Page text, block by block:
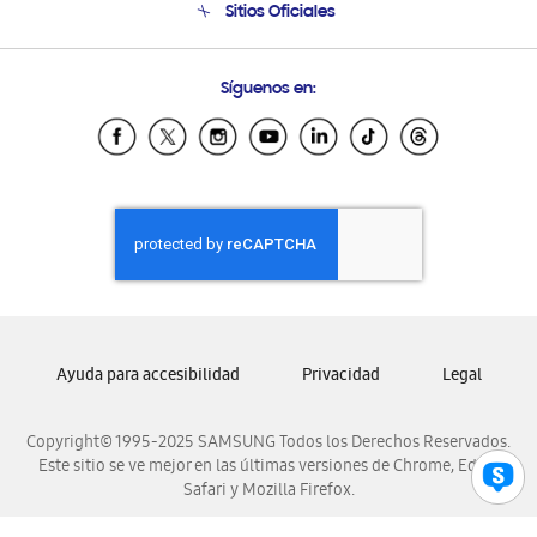
Condiciones de Compra
Soporte vía eMail
Sitios Oficiales
Samsung Ecuador
Samsung El Salvador
Samsung Honduras
Samsung Nicaragua
Samsung Panamá
Samsung Venezuela
Síguenos en:
Copyright© 1995-2025 SAMSUNG Todos los Derechos Reservados.
Este sitio se ve mejor en las últimas versiones de Chrome, Edge,
Safari y Mozilla Firefox.
Ayuda para accesibilidad Privacidad Legal